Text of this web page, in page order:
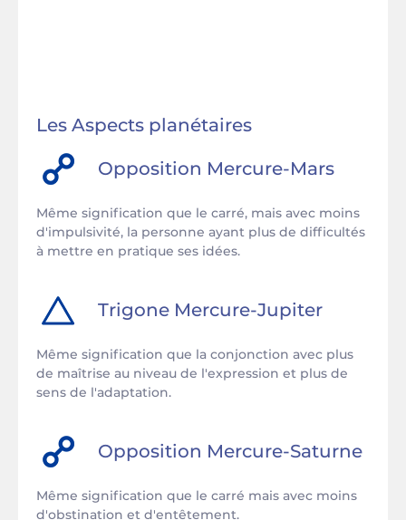
Les Aspects planétaires
Opposition Mercure-Mars
Même signification que le carré, mais avec moins
d'impulsivité, la personne ayant plus de difficultés
à mettre en pratique ses idées.
Trigone Mercure-Jupiter
Même signification que la conjonction avec plus
de maîtrise au niveau de l'expression et plus de
sens de l'adaptation.
Opposition Mercure-Saturne
Même signification que le carré mais avec moins
d'obstination et d'entêtement.